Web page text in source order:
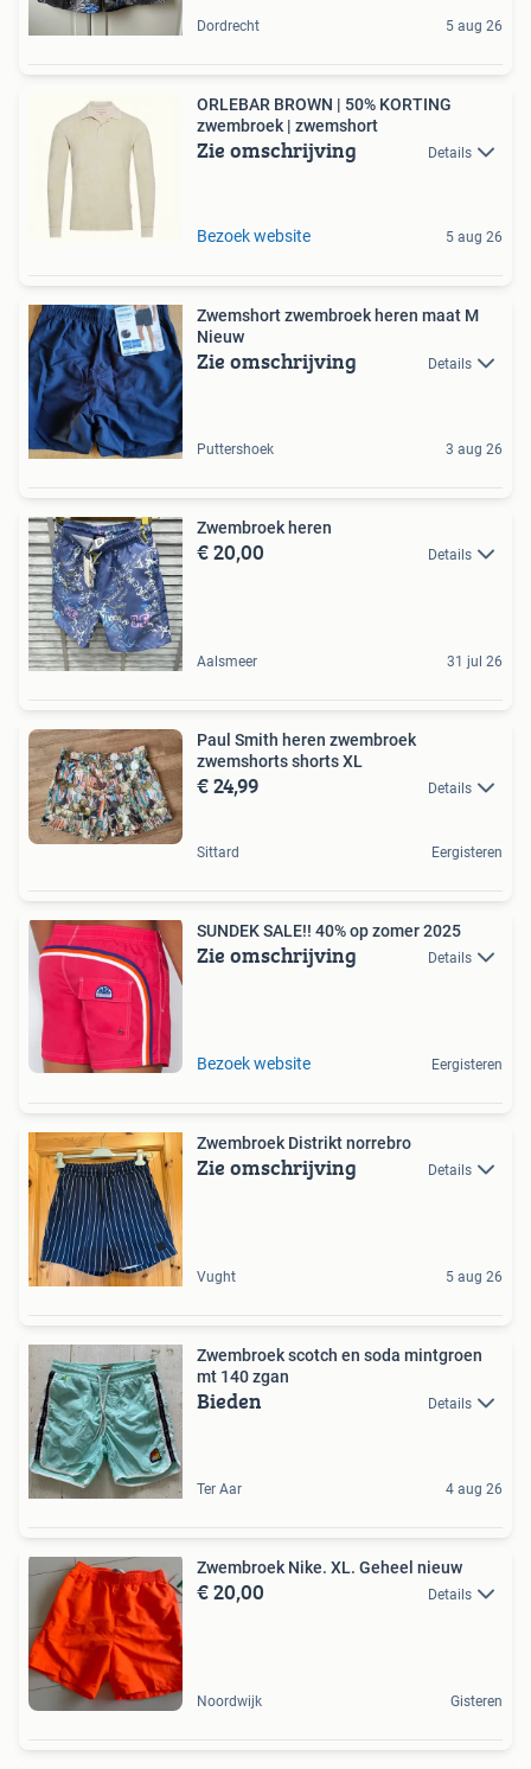
Dordrecht 5 aug 26
ORLEBAR BROWN | 50% KORTING
zwembroek | zwemshort
Zie omschrijving Details
Bezoek website 5 aug 26
Zwemshort zwembroek heren maat M
Nieuw
Zie omschrijving Details
Puttershoek 3 aug 26
Zwembroek heren
€ 20,00 Details
Aalsmeer 31 jul 26
Paul Smith heren zwembroek
zwemshorts shorts XL
€ 24,99 Details
Sittard Eergisteren
SUNDEK SALE!! 40% op zomer 2025
Zie omschrijving Details
Bezoek website Eergisteren
Zwembroek Distrikt norrebro
Zie omschrijving Details
Vught 5 aug 26
Zwembroek scotch en soda mintgroen
mt 140 zgan
Bieden Details
Ter Aar 4 aug 26
Zwembroek Nike. XL. Geheel nieuw
€ 20,00 Details
Noordwijk Gisteren